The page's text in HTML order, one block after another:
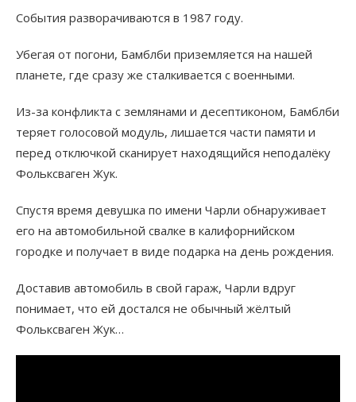
События разворачиваются в 1987 году.
Убегая от погони, Бамблби приземляется на нашей
планете, где сразу же сталкивается с военными.
Из-за конфликта с землянами и десептиконом, Бамблби
теряет голосовой модуль, лишается части памяти и
перед отключкой сканирует находящийся неподалёку
Фольксваген Жук.
Спустя время девушка по имени Чарли обнаруживает
его на автомобильной свалке в калифорнийском
городке и получает в виде подарка на день рождения.
Доставив автомобиль в свой гараж, Чарли вдруг
понимает, что ей достался не обычный жёлтый
Фольксваген Жук…